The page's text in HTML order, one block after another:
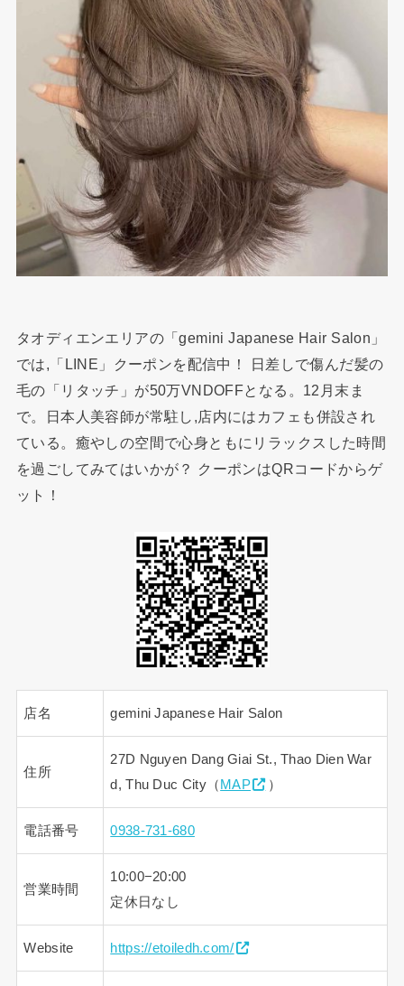
タオディエンエリアの「gemini Japanese Hair Salon」
では,「LINE」クーポンを配信中！ 日差しで傷んだ髪の
毛の「リタッチ」が50万VNDOFFとなる。12月末ま
で。日本人美容師が常駐し,店内にはカフェも併設され
ている。癒やしの空間で心身ともにリラックスした時間
を過ごしてみてはいかが？ クーポンはQRコードからゲ
ット！
店名 gemini Japanese Hair Salon
住所
27D Nguyen Dang Giai St., Thao Dien War
d, Thu Duc City（ MAP ）
電話番号 0938-731-680
営業時間
10:00−20:00
定休日なし
Website https://etoiledh.com/